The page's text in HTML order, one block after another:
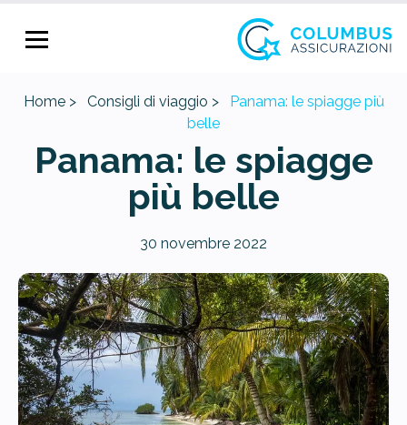
Home > Consigli di viaggio >
Panama: le spiagge più
belle
Panama: le spiagge
più belle
30 novembre 2022